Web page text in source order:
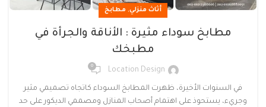
أثاث منزلي, مطابخ
مطابخ سوداء مثيرة : الأناقة والجرأة في
مطبخك
Location Design
0
في السنوات الأخيرة، ظهرت المطابخ السوداء كاتجاه تصميمي مثير
وجريء، يستحوذ على اهتمام أصحاب المنازل ومصممي الديكور على حد